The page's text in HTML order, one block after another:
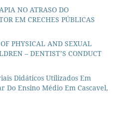
NO ATRASO DO
EM CRECHES PÚBLICAS
PHYSICAL AND SEXUAL
– DENTIST’S CONDUCT
Didáticos Utilizados Em
Do Ensino Médio Em Cascavel,